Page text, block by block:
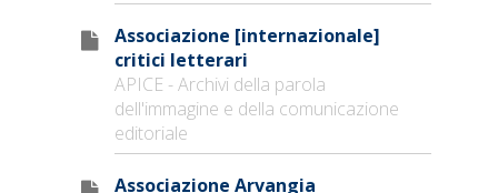
Associazione [internazionale]
critici letterari
APICE - Archivi della parola
dell'immagine e della comunicazione
editoriale
Associazione Arvangia